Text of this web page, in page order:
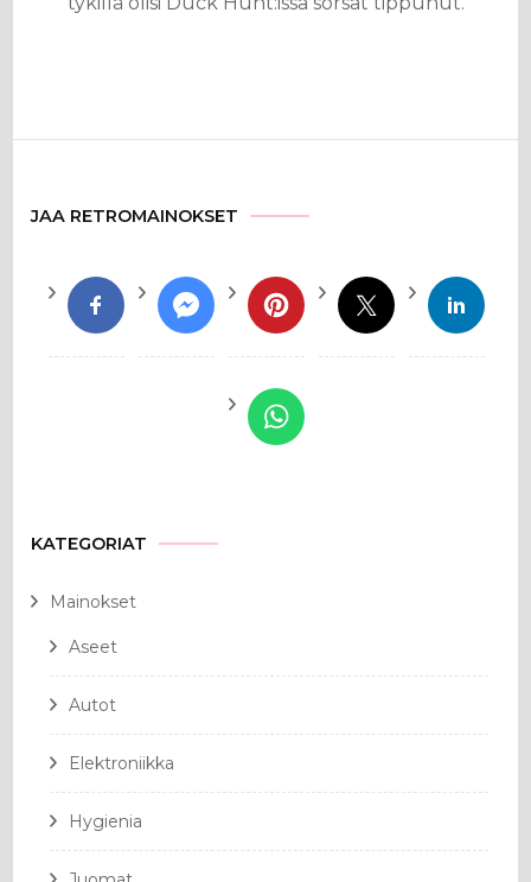
JAA RETROMAINOKSET
KATEGORIAT
Mainokset
Aseet
Autot
Elektroniikka
Hygienia